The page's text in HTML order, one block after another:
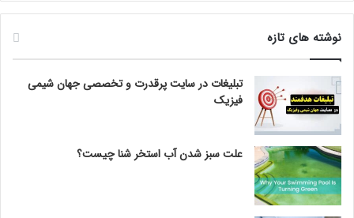
نوشته های تازه
تبلیغات در سایت پرقدرت و تخصصی جهان شیمی
فیزیک
علت سبز شدن آب استخر شنا چیست؟